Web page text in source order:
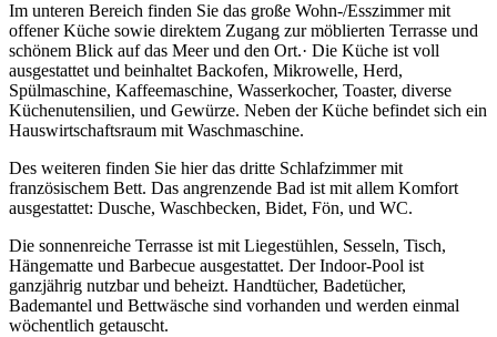
Im unteren Bereich finden Sie das große Wohn-/Esszimmer mit
offener Küche sowie direktem Zugang zur möblierten Terrasse und
schönem Blick auf das Meer und den Ort.· Die Küche ist voll
ausgestattet und beinhaltet Backofen, Mikrowelle, Herd,
Spülmaschine, Kaffeemaschine, Wasserkocher, Toaster, diverse
Küchenutensilien, und Gewürze. Neben der Küche befindet sich ein
Hauswirtschaftsraum mit Waschmaschine.
Des weiteren finden Sie hier das dritte Schlafzimmer mit
französischem Bett. Das angrenzende Bad ist mit allem Komfort
ausgestattet: Dusche, Waschbecken, Bidet, Fön, und WC.
Die sonnenreiche Terrasse ist mit Liegestühlen, Sesseln, Tisch,
Hängematte und Barbecue ausgestattet. Der Indoor-Pool ist
ganzjährig nutzbar und beheizt. Handtücher, Badetücher,
Bademantel und Bettwäsche sind vorhanden und werden einmal
wöchentlich getauscht.